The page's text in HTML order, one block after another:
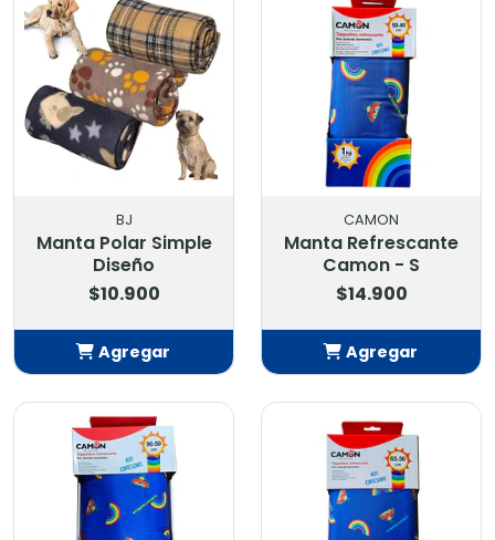
BJ
Manta Polar Simple
Diseño
$10.900
Agregar
Añadido
CAMON
Manta Refrescante
Camon - S
$14.900
Agregar
Añadido